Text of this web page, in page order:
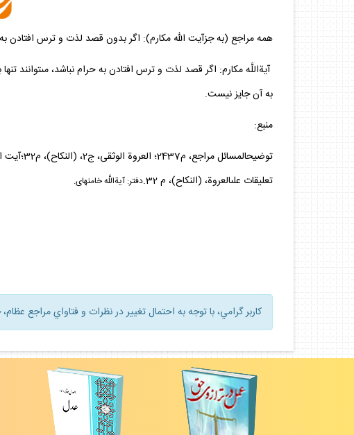
همه مراجع (به جزآيت الله مكارم): اگر بدون قصد لذت و ترس افتادن به
آيةاللَّه مكارم: اگر قصد لذت و ترس افتادن به حرام نباشد، مى‏توانند
به آن جايز نيست.
منبع:
توضيح‏المسائل مراجع، م2437؛ العروة الوثقى، ج2، (النكاح)، م32؛آيت الله نورى، توضيح‏المسائل، م2433؛
تعليقات على‏العروة، (النكاح)، م 32.
دفتر: آيةاللَّه خامنه‏اى.
كاربر گرامي، با توجه به احتمال تغيير در نظرات و فتاواي مراجع